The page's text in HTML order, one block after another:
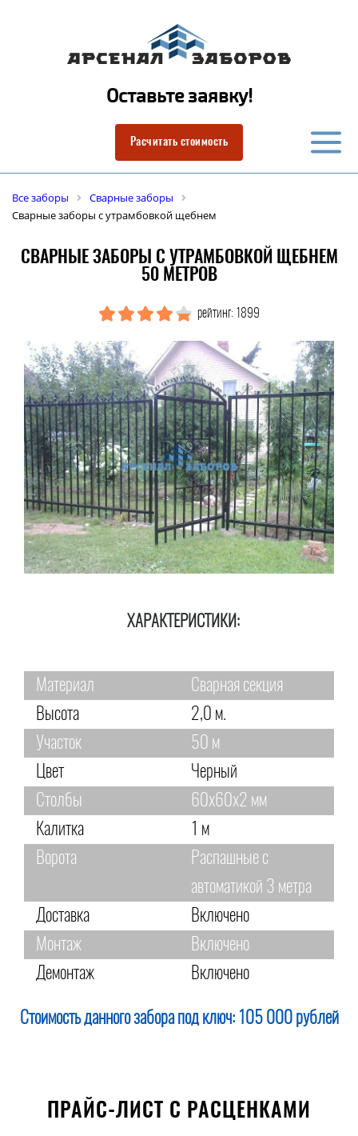
Оставьте заявку!
Расчитать стоимость
Все заборы
Сварные заборы
Сварные заборы с утрамбовкой щебнем
СВАРНЫЕ ЗАБОРЫ С УТРАМБОВКОЙ ЩЕБНЕМ
50 МЕТРОВ
рейтинг: 1899
ХАРАКТЕРИСТИКИ:
Материал
Сварная секция
Высота
2,0 м.
Участок
50 м
Цвет
Черный
Столбы
60х60х2 мм
Калитка
1 м
Ворота
Распашные с
автоматикой 3 метра
Доставка
Включено
Монтаж
Включено
Демонтаж
Включено
Стоимость данного забора под ключ: 105 000 рублей
ПРАЙС-ЛИСТ С РАСЦЕНКАМИ